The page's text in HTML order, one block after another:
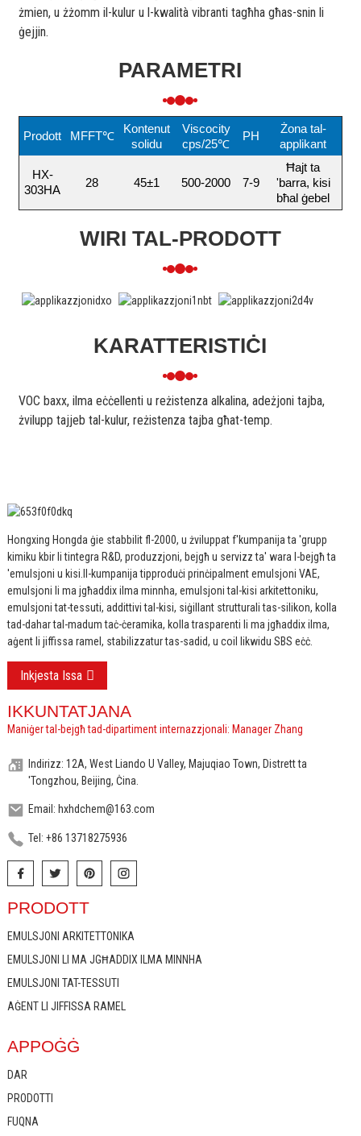
żmien, u żżomm il-kulur u l-kwalità vibranti tagħha għas-snin li
ġejjin.
PARAMETRI
Prodott MFFT℃
Kontenut
solidu
Viscocity
cps/25℃
PH
Żona tal-
applikant
HX-
303HA
28 45±1 500-2000 7-9
Ħajt ta
'barra, kisi
bħal ġebel
WIRI TAL-PRODOTT
KARATTERISTIĊI
VOC baxx, ilma eċċellenti u reżistenza alkalina, adeżjoni tajba,
żvilupp tajjeb tal-kulur, reżistenza tajba għat-temp.
Hongxing Hongda ġie stabbilit fl-2000, u żviluppat f'kumpanija ta 'grupp
kimiku kbir li tintegra R&D, produzzjoni, bejgħ u servizz ta' wara l-bejgħ ta
'emulsjoni u kisi.
Il-kumpanija tipproduċi prinċipalment emulsjoni VAE,
emulsjoni li ma jgħaddix ilma minnha, emulsjoni tal-kisi arkitettoniku,
emulsjoni tat-tessuti, addittivi tal-kisi, siġillant strutturali tas-silikon, kolla
tad-dahar tal-madum taċ-ċeramika, kolla trasparenti li ma jgħaddix ilma,
aġent li jiffissa ramel, stabilizzatur tas-sadid, u coil likwidu SBS eċċ.
Inkjesta Issa
IKKUNTATJANA
Maniġer tal-bejgħ tad-dipartiment internazzjonali: Manager Zhang
Indirizz: 12A, West Liando U Valley, Majuqiao Town, Distrett ta
'Tongzhou, Beijing, Ċina.
Email: hxhdchem@163.com
Tel: +86 13718275936
PRODOTT
EMULSJONI ARKITETTONIKA
EMULSJONI LI MA JGĦADDIX ILMA MINNHA
EMULSJONI TAT-TESSUTI
AĠENT LI JIFFISSA RAMEL
APPOĠĠ
DAR
PRODOTTI
FUQNA